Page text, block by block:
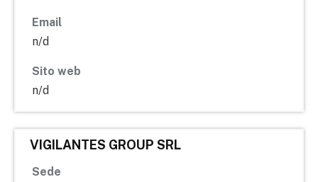
Email
n/d
Sito web
n/d
VIGILANTES GROUP SRL
Sede